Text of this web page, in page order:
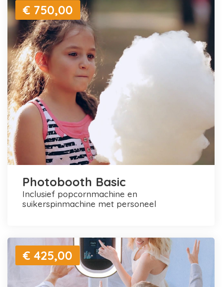
€ 750,00
Photobooth Basic
inclusief popcornmachine en
suikerspinmachine met personeel
€ 425,00